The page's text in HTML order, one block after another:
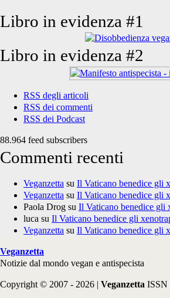
Libro in evidenza #1
Libro in evidenza #2
RSS degli articoli
RSS dei commenti
RSS dei Podcast
88.964 feed subscribers
Commenti recenti
Veganzetta su Il Vaticano benedice gli
Veganzetta su Il Vaticano benedice gli
Paola Drog su Il Vaticano benedice gli
luca su Il Vaticano benedice gli
Veganzetta su Il Vaticano benedice gli
Veganzetta
Notizie dal mondo vegan e antispecista
Copyright © 2007 - 2026 | Veganzetta ISSN